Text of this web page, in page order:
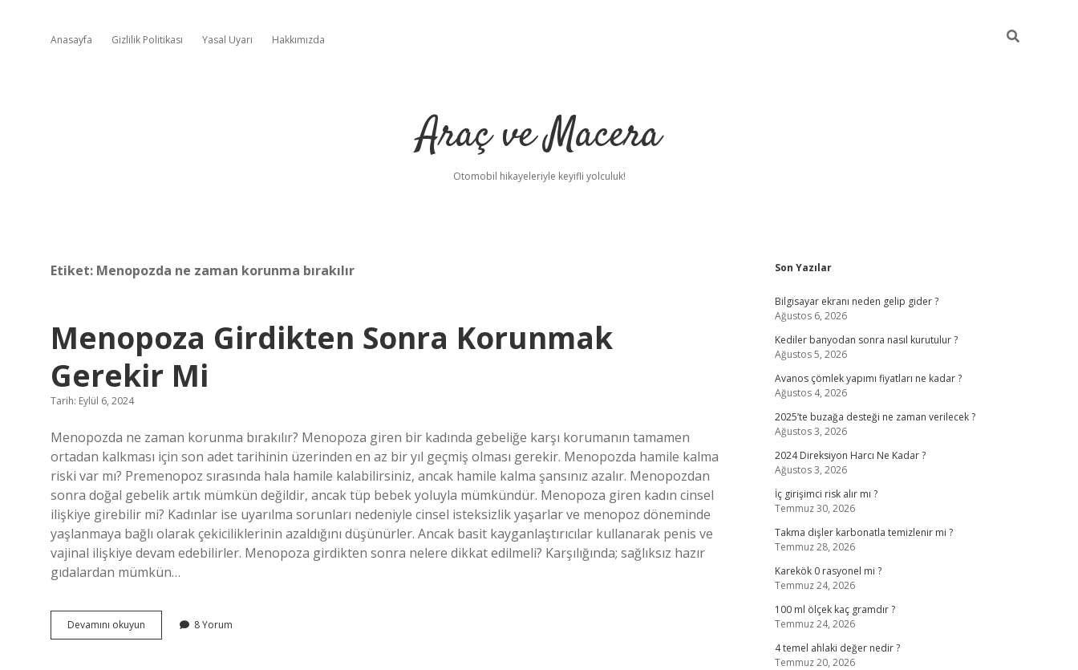
Anasayfa Gizlilik Politikası Yasal Uyarı Hakkımızda
Araç ve Macera
Otomobil hikayeleriyle keyifli yolculuk!
Etiket: Menopozda ne zaman korunma bırakılır
Menopoza Girdikten Sonra Korunmak
Gerekir Mi
Tarih: Eylül 6, 2024
Menopozda ne zaman korunma bırakılır? Menopoza giren bir kadında gebeliğe karşı korumanın tamamen
ortadan kalkması için son adet tarihinin üzerinden en az bir yıl geçmiş olması gerekir. Menopozda hamile kalma
riski var mı? Premenopoz sırasında hala hamile kalabilirsiniz, ancak hamile kalma şansınız azalır. Menopozdan
sonra doğal gebelik artık mümkün değildir, ancak tüp bebek yoluyla mümkündür. Menopoza giren kadın cinsel
ilişkiye girebilir mi? Kadınlar ise uyarılma sorunları nedeniyle cinsel isteksizlik yaşarlar ve menopoz döneminde
yaşlanmaya bağlı olarak çekiciliklerinin azaldığını düşünürler. Ancak basit kayganlaştırıcılar kullanarak penis ve
vajinal ilişkiye devam edebilirler. Menopoza girdikten sonra nelere dikkat edilmeli? Karşılığında; sağlıksız hazır
gıdalardan mümkün…
Devamını okuyun Menopoza
Girdikten
8 Yorum
Sidebar
Son Yazılar
Bilgisayar ekranı neden gelip gider ?
Ağustos 6, 2026
Kediler banyodan sonra nasıl kurutulur ?
Ağustos 5, 2026
Avanos çömlek yapımı fiyatları ne kadar ?
Ağustos 4, 2026
2025’te buzağa desteği ne zaman verilecek ?
Ağustos 3, 2026
2024 Direksiyon Harcı Ne Kadar ?
Ağustos 3, 2026
İç girişimci risk alır mı ?
Temmuz 30, 2026
Takma dişler karbonatla temizlenir mi ?
Temmuz 28, 2026
Karekök 0 rasyonel mi ?
Temmuz 24, 2026
100 ml ölçek kaç gramdır ?
Temmuz 24, 2026
4 temel ahlaki değer nedir ?
Temmuz 20, 2026